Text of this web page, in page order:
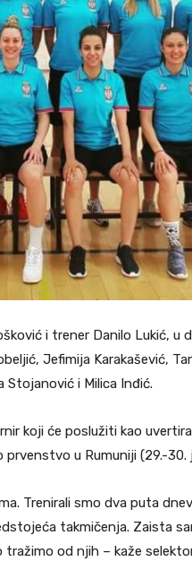
i trener Danilo Lukić, u
Jefimija Karakašević,
Stojanović i Milica Inđić.
koji će poslužiti kao
prvenstvo u Rumuniji (29.-30.
Trenirali smo dva puta
takmičenja. Zaista
od njih – kaže